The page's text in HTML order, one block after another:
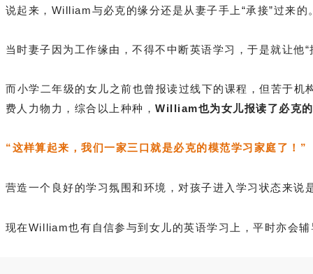
说起来，William与必克的缘分还是从妻子手上“承接”过来的
当时妻子因为工作缘由，不得不中断英语学习，于是就让他
而小学二年级的女儿之前也曾报读过线下的课程，但苦于机
费人力物力，综合以上种种，William也为女儿报读了必克
“这样算起来，我们一家三口就是必克的模范学习家庭了！”
营造一个良好的学习氛围和环境，对孩子进入学习状态来说
现在William也有自信参与到女儿的英语学习上，平时亦会